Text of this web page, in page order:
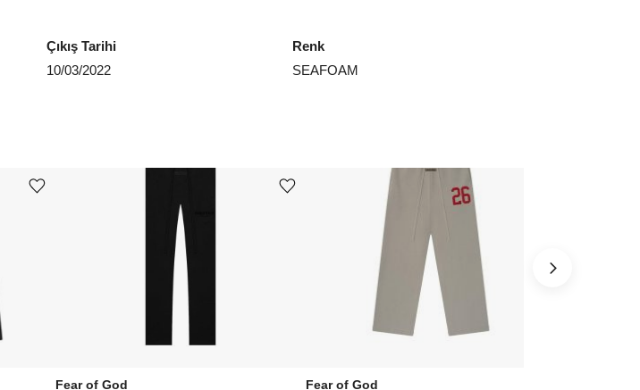
Çıkış Tarihi
10/03/2022
Renk
SEAFOAM
Ürünü istek listesine ekle veya listeden çıkar
Fear of God
Ürünü istek listesine ekle veya listeden çıkar
Fear of God